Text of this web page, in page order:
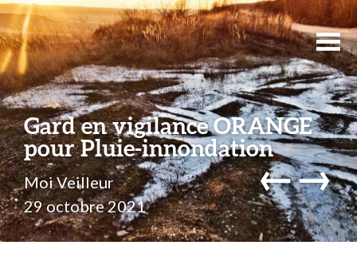
Gard en vigilance ORANGE
pour Pluie-innondation
Moi Veilleur
29 octobre 2021
←→